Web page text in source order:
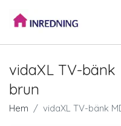
vidaXL TV-bänk
brun
Hem vidaXL TV-bänk